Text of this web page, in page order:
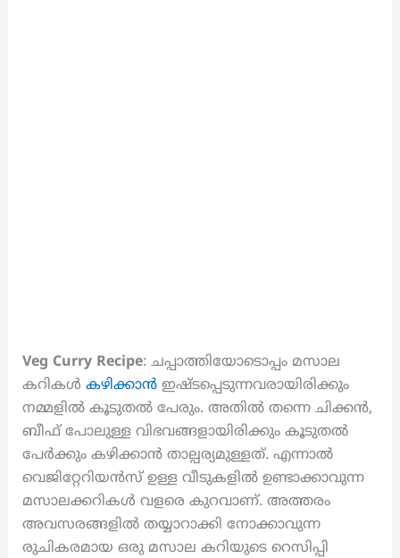
Veg Curry Recipe: ചപ്പാത്തിയോടൊപ്പം മസാല
കറികൾ കഴിക്കാൻ ഇഷ്ടപ്പെടുന്നവരായിരിക്കും
നമ്മളിൽ കൂടുതൽ പേരും. അതിൽ തന്നെ ചിക്കൻ,
ബീഫ് പോലുള്ള വിഭവങ്ങളായിരിക്കും കൂടുതൽ
പേർക്കും കഴിക്കാൻ താല്പര്യമുള്ളത്. എന്നാൽ
വെജിറ്റേറിയൻസ് ഉള്ള വീടുകളിൽ ഉണ്ടാക്കാവുന്ന
മസാലക്കറികൾ വളരെ കുറവാണ്. അത്തരം
അവസരങ്ങളിൽ തയ്യാറാക്കി നോക്കാവുന്ന
രുചികരമായ ഒരു മസാല കറിയുടെ റെസിപ്പി